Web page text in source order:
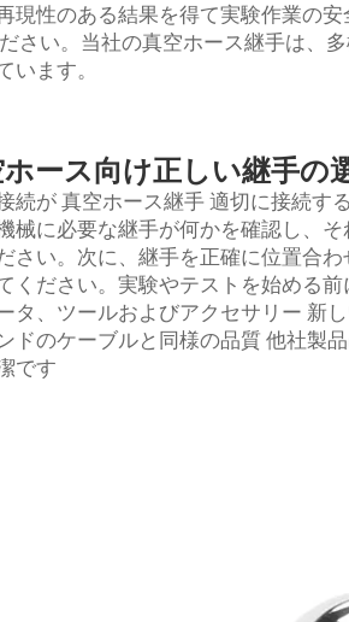
現性のある結果を得て実験作業の安
さい。当社の真空ホース継手は、
います。
ース向け正しい継手の
続が 真空ホース継手 適切に接続す
械に必要な継手が何かを確認し、
さい。次に、継手を正確に位置合
ください。実験やテストを始める
タ、ツールおよびアクセサリー 新
ドのケーブルと同様の品質 他社製
です